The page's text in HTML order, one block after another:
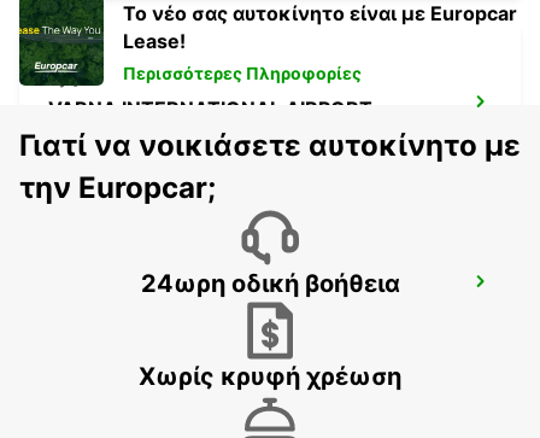
VARNA INTERNATIONAL AIRPORT
VARNA - BULGARIA
CONSTANTA DOWN TOWN
Το νέο σας αυτοκίνητο είναι με Europcar
Lease!
Περισσότερες Πληροφορίες
Γιατί να νοικιάσετε αυτοκίνητο με
την Europcar;
24ωρη οδική βοήθεια
Χωρίς κρυφή χρέωση